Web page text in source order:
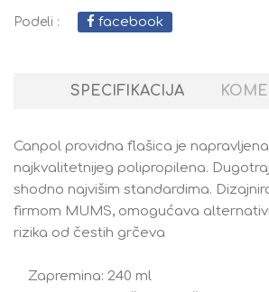
Podeli : facebook
SPECIFIKACIJA
Canpol providna flašica je
najkvalitetnijeg polipropilena.
shodno najvišim standardima.
firmom MUMS, omogućava
rizika od čestih grčeva
Zapremina: 240 ml